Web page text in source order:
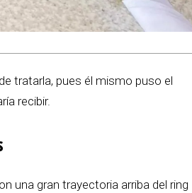
tratarla, pues él mismo puso el
recibir.
una gran trayectoria arriba del ring